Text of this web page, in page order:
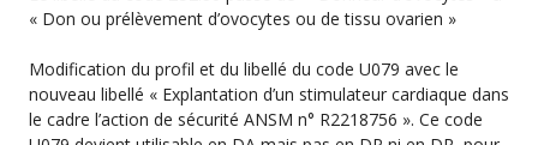
« Don ou prélèvement d’ovocytes ou de tissu ovarien »
Modification du profil et du libellé du code U079 avec le
nouveau libellé « Explantation d’un stimulateur cardiaque dans
le cadre l’action de sécurité ANSM n° R2218756 ». Ce code